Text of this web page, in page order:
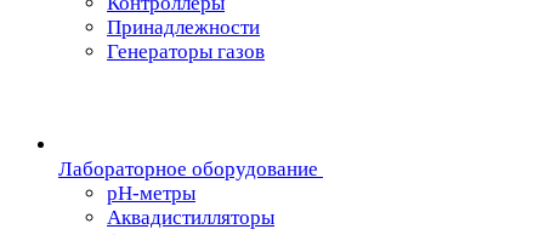
Принадлежности
Генераторы газов
Лабораторное оборудование
pH-метры
Аквадистилляторы